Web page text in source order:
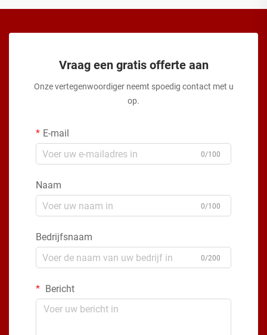
Vraag een gratis offerte aan
Onze vertegenwoordiger neemt spoedig contact met u
op.
E-mail
0/100
Naam
0/100
Bedrijfsnaam
0/200
Bericht